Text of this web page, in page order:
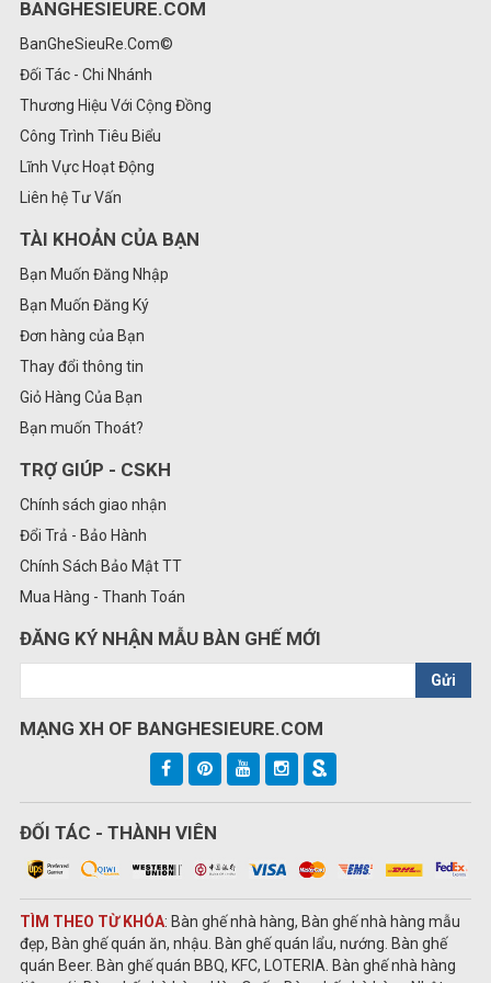
BANGHESIEURE.COM
BanGheSieuRe.Com©
Đối Tác - Chi Nhánh
Thương Hiệu Với Cộng Đồng
Công Trình Tiêu Biểu
Lĩnh Vực Hoạt Động
Liên hệ Tư Vấn
TÀI KHOẢN CỦA BẠN
Bạn Muốn Đăng Nhập
Bạn Muốn Đăng Ký
Đơn hàng của Bạn
Thay đổi thông tin
Giỏ Hàng Của Bạn
Bạn muốn Thoát?
TRỢ GIÚP - CSKH
Chính sách giao nhận
Đổi Trả - Bảo Hành
Chính Sách Bảo Mật TT
Mua Hàng - Thanh Toán
ĐĂNG KÝ NHẬN MẪU BÀN GHẾ MỚI
Gửi
MẠNG XH OF BANGHESIEURE.COM
ĐỐI TÁC - THÀNH VIÊN
TÌM THEO TỪ KHÓA: Bàn ghế nhà hàng, Bàn ghế nhà hàng mẫu
đẹp, Bàn ghế quán ăn, nhậu. Bàn ghế quán lẩu, nướng. Bàn ghế
quán Beer. Bàn ghế quán BBQ, KFC, LOTERIA. Bàn ghế nhà hàng